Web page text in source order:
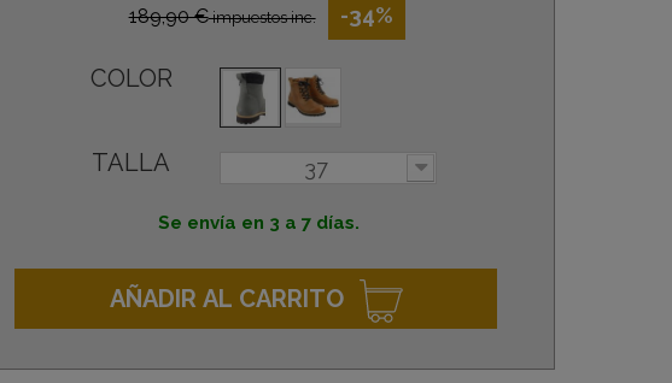
189,90 €impuestos inc. -34%
COLOR
TALLA 37
Se envía en 3 a 7 días.
AÑADIR AL CARRITO